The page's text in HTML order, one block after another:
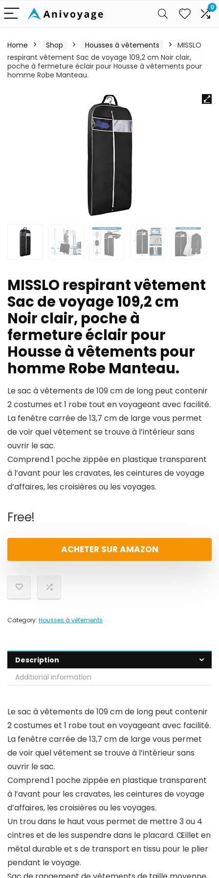
0
Home Shop Housses à vêtements
MISSLO
respirant vêtement Sac de voyage 109,2 cm Noir clair,
poche à fermeture éclair pour Housse à vêtements pour
homme Robe Manteau.
MISSLO respirant vêtement
Sac de voyage 109,2 cm
Noir clair, poche à
fermeture éclair pour
Housse à vêtements pour
homme Robe Manteau.
Le sac à vêtements de 109 cm de long peut contenir
2 costumes et 1 robe tout en voyageant avec facilité.
La fenêtre carrée de 13,7 cm de large vous permet
de voir quel vêtement se trouve à l’intérieur sans
ouvrir le sac.
Comprend 1 poche zippée en plastique transparent
à l’avant pour les cravates, les ceintures de voyage
d’affaires, les croisières ou les voyages.
Free!
ACHETER SUR AMAZON
Category: Housses à vêtements
Description
Additional information
Le sac à vêtements de 109 cm de long peut contenir
2 costumes et 1 robe tout en voyageant avec facilité.
La fenêtre carrée de 13,7 cm de large vous permet
de voir quel vêtement se trouve à l’intérieur sans
ouvrir le sac.
Comprend 1 poche zippée en plastique transparent
à l’avant pour les cravates, les ceintures de voyage
d’affaires, les croisières ou les voyages.
Un trou dans le haut vous permet de mettre 3 ou 4
cintres et de les suspendre dans le placard. Œillet en
métal durable et s de transport en tissu pour le plier
pendant le voyage.